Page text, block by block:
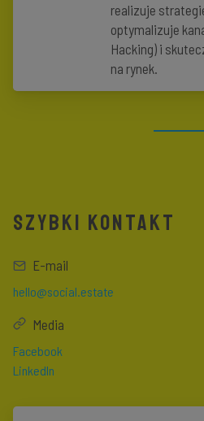
realizuje
optymalizuje
Hacking) i
na rynek.
SZYBKI KONTAKT
E-mail
hello@social.estate
Media
Facebook
LinkedIn